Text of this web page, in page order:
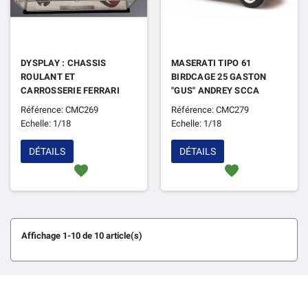
DYSPLAY : CHASSIS
ROULANT ET
CARROSSERIE FERRARI
250 LM (EPUISE)
Référence: CMC269
Echelle: 1/18
favorite
DÉTAILS
MASERATI TIPO 61
BIRDCAGE 25 GASTON
"GUS" ANDREY SCCA
PENSACOLA 1960 1ER
(EPUISE)
Référence: CMC279
Echelle: 1/18
favorite
DÉTAILS
Affichage 1-10 de 10 article(s)